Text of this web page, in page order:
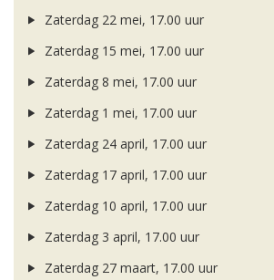
Zaterdag 22 mei, 17.00 uur
Zaterdag 15 mei, 17.00 uur
Zaterdag 8 mei, 17.00 uur
Zaterdag 1 mei, 17.00 uur
Zaterdag 24 april, 17.00 uur
Zaterdag 17 april, 17.00 uur
Zaterdag 10 april, 17.00 uur
Zaterdag 3 april, 17.00 uur
Zaterdag 27 maart, 17.00 uur